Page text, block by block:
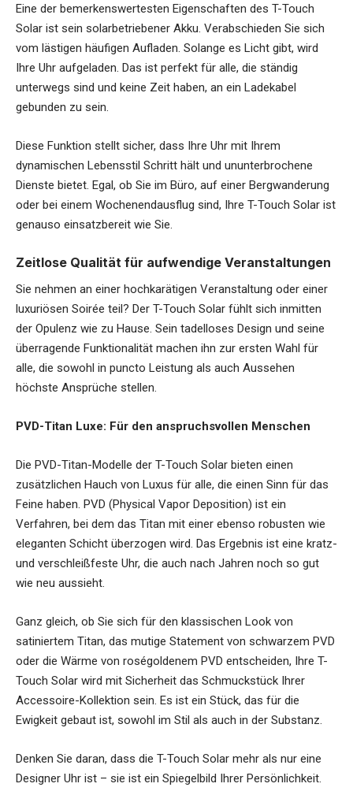
Eine der bemerkenswertesten Eigenschaften des T-Touch
Solar ist sein solarbetriebener Akku. Verabschieden Sie sich
vom lästigen häufigen Aufladen. Solange es Licht gibt, wird
Ihre Uhr aufgeladen. Das ist perfekt für alle, die ständig
unterwegs sind und keine Zeit haben, an ein Ladekabel
gebunden zu sein.
Diese Funktion stellt sicher, dass Ihre Uhr mit Ihrem
dynamischen Lebensstil Schritt hält und ununterbrochene
Dienste bietet. Egal, ob Sie im Büro, auf einer Bergwanderung
oder bei einem Wochenendausflug sind, Ihre T-Touch Solar ist
genauso einsatzbereit wie Sie.
Zeitlose Qualität für aufwendige Veranstaltungen
Sie nehmen an einer hochkarätigen Veranstaltung oder einer
luxuriösen Soirée teil? Der T-Touch Solar fühlt sich inmitten
der Opulenz wie zu Hause. Sein tadelloses Design und seine
überragende Funktionalität machen ihn zur ersten Wahl für
alle, die sowohl in puncto Leistung als auch Aussehen
höchste Ansprüche stellen.
PVD-Titan Luxe: Für den anspruchsvollen Menschen
Die PVD-Titan-Modelle der T-Touch Solar bieten einen
zusätzlichen Hauch von Luxus für alle, die einen Sinn für das
Feine haben. PVD (Physical Vapor Deposition) ist ein
Verfahren, bei dem das Titan mit einer ebenso robusten wie
eleganten Schicht überzogen wird. Das Ergebnis ist eine kratz-
und verschleißfeste Uhr, die auch nach Jahren noch so gut
wie neu aussieht.
Ganz gleich, ob Sie sich für den klassischen Look von
satiniertem Titan, das mutige Statement von schwarzem PVD
oder die Wärme von roségoldenem PVD entscheiden, Ihre T-
Touch Solar wird mit Sicherheit das Schmuckstück Ihrer
Accessoire-Kollektion sein. Es ist ein Stück, das für die
Ewigkeit gebaut ist, sowohl im Stil als auch in der Substanz.
Denken Sie daran, dass die T-Touch Solar mehr als nur eine
Designer Uhr ist – sie ist ein Spiegelbild Ihrer Persönlichkeit.